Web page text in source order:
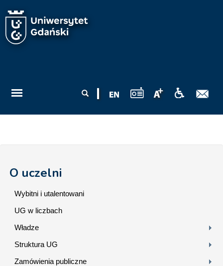
wyszukiwania
O uczelni
Wybitni i utalentowani
UG w liczbach
Władze
Struktura UG
Zamówienia publiczne